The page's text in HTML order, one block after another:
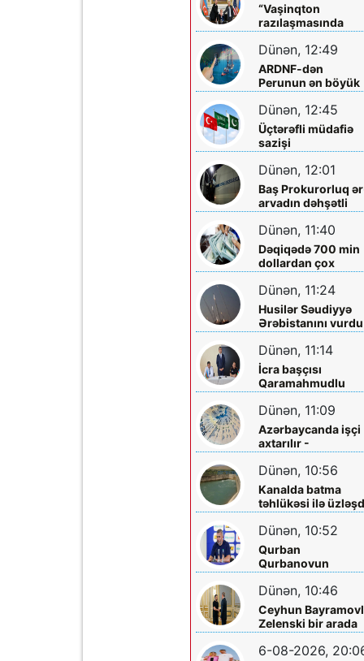
“Vaşinqton
razılaşmasında
Trampın rolu
qədər böyükdür”
Dünən, 12:49
ARDNF-dən
Perunun ən böyük
şirkətinə
Dünən, 12:45
Üçtərəfli müdafiə
sazişi
imzalayacaqlar
Dünən, 12:01
Baş Prokurorluq
arvadın dəhşətli
ölümü ilə bağlı -
Məlumat yaydı
Dünən, 11:40
Dəqiqədə 700 min
dollardan çox
qazanıblar…
Dünən, 11:24
Husilər Səudiyyə
Ərəbistanını
Yaralılar var
Dünən, 11:14
İcra başçısı
Qaramahmudlu
sakinləri ilə
Dünən, 11:09
Azərbaycanda işçi
axtarılır -
Əməkhaqqı 10 min
manatdır
Dünən, 10:56
Kanalda batma
təhlükəsi ilə
- Xilas edildi
Dünən, 10:52
Qurban
Qurbanovun
qəzəbinin qarşılığı
nə olacaq?
Dünən, 10:46
Ceyhun
Zelenski bir arada
6-08-2026,